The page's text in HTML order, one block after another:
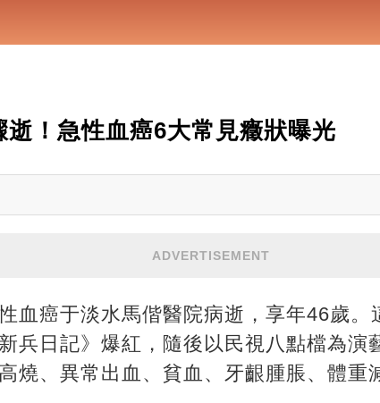
！急性血癌6大常見癥狀曝光
ADVERTISEMENT
血癌于淡水馬偕醫院病逝，享年46歲。
兵日記》爆紅，隨後以民視八點檔為演
燒、異常出血、貧血、牙齦腫脹、體重